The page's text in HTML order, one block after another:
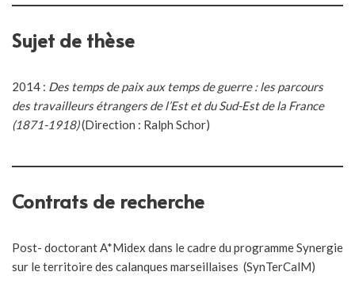
Sujet de thèse
2014 : Des temps de paix aux temps de guerre : les parcours
des travailleurs étrangers de l’Est et du Sud-Est de la France
(1871-1918)(Direction : Ralph Schor)
Contrats de recherche
Post- doctorant A*Midex dans le cadre du programme Synergie
sur le territoire des calanques marseillaises (SynTerCalM)